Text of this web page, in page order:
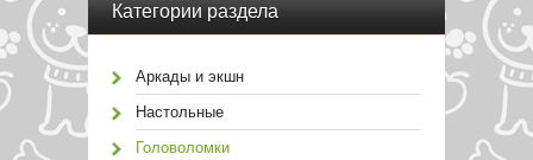
Категории раздела
Аркады и экшн
Настольные
Головоломки